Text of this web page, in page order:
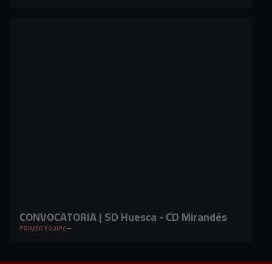
CONVOCATORIA | SD Huesca - CD Mirandés
PRIMER EQUIPO